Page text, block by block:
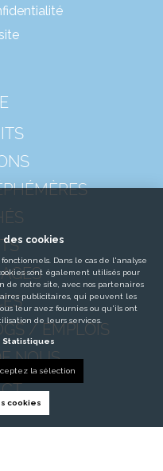
/ EMPLOIS
NOUS
cookies
Dans le cas de l'analyse
sont également utilisés pour
de notre site, avec nos partenaires
publicitaires, qui peuvent les
leur avez fournies ou qu'ils ont
de leurs services.
Statistiques
la sélection
cookies